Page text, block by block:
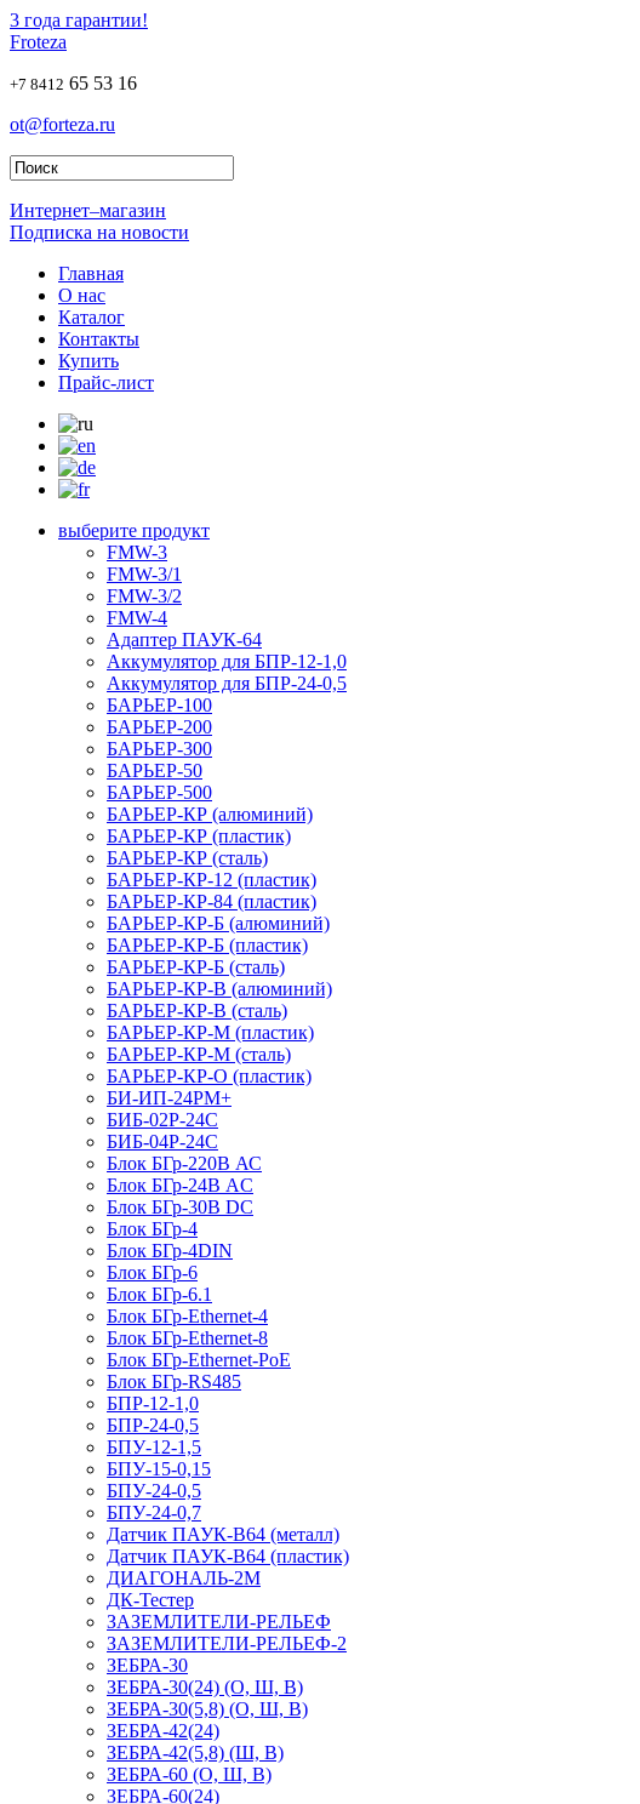
3 года гарантии!
Froteza
+7 8412 65 53 16
ot@forteza.ru
Интернет–магазин
Подписка на новости
Главная
О нас
Каталог
Контакты
Купить
Прайс-лист
выберите продукт
FMW-3
FMW-3/1
FMW-3/2
FMW-4
Адаптер ПАУК-64
Аккумулятор для БПР-12-1,0
Аккумулятор для БПР-24-0,5
БАРЬЕР-100
БАРЬЕР-200
БАРЬЕР-300
БАРЬЕР-50
БАРЬЕР-500
БАРЬЕР-КР (алюминий)
БАРЬЕР-КР (пластик)
БАРЬЕР-КР (сталь)
БАРЬЕР-КР-12 (пластик)
БАРЬЕР-КР-84 (пластик)
БАРЬЕР-КР-Б (алюминий)
БАРЬЕР-КР-Б (пластик)
БАРЬЕР-КР-Б (сталь)
БАРЬЕР-КР-В (алюминий)
БАРЬЕР-КР-В (сталь)
БАРЬЕР-КР-М (пластик)
БАРЬЕР-КР-М (сталь)
БАРЬЕР-КР-О (пластик)
БИ-ИП-24РМ+
БИБ-02Р-24С
БИБ-04Р-24С
Блок БГр-220В АС
Блок БГр-24В AC
Блок БГр-30В DC
Блок БГр-4
Блок БГр-4DIN
Блок БГр-6
Блок БГр-6.1
Блок БГр-Ethernet-4
Блок БГр-Ethernet-8
Блок БГр-Ethernet-PoE
Блок БГр-RS485
БПР-12-1,0
БПР-24-0,5
БПУ-12-1,5
БПУ-15-0,15
БПУ-24-0,5
БПУ-24-0,7
Датчик ПАУК-В64 (металл)
Датчик ПАУК-В64 (пластик)
ДИАГОНАЛЬ-2М
ДК-Тестер
ЗАЗЕМЛИТЕЛИ-РЕЛЬЕФ
ЗАЗЕМЛИТЕЛИ-РЕЛЬЕФ-2
ЗЕБРА-30
ЗЕБРА-30(24) (О, Ш, В)
ЗЕБРА-30(5,8) (О, Ш, В)
ЗЕБРА-42(24)
ЗЕБРА-42(5,8) (Ш, В)
ЗЕБРА-60 (О, Ш, В)
ЗЕБРА-60(24)